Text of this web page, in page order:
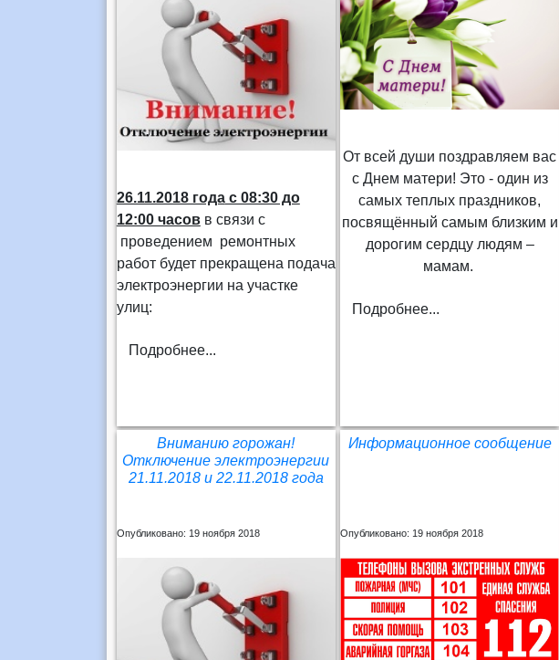
26.11.2018 годас 08:30 до
12:00 часовв связи с
проведением ремонтных
работ будет прекращена подача
электроэнергии на участке
улиц:
Подробнее...
От всей души поздравляем вас
с Днем матери! Это - один из
самых теплых праздников,
посвящённый самым близким и
дорогим сердцу людям –
мамам.
Подробнее...
Вниманию горожан!
Отключение электроэнергии
21.11.2018 и 22.11.2018 года
Опубликовано: 19 ноября 2018
Информационное сообщение
Опубликовано: 19 ноября 2018